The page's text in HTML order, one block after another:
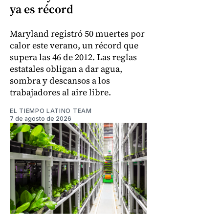
ya es récord
Maryland registró 50 muertes por
calor este verano, un récord que
supera las 46 de 2012. Las reglas
estatales obligan a dar agua,
sombra y descansos a los
trabajadores al aire libre.
EL TIEMPO LATINO TEAM
7 de agosto de 2026